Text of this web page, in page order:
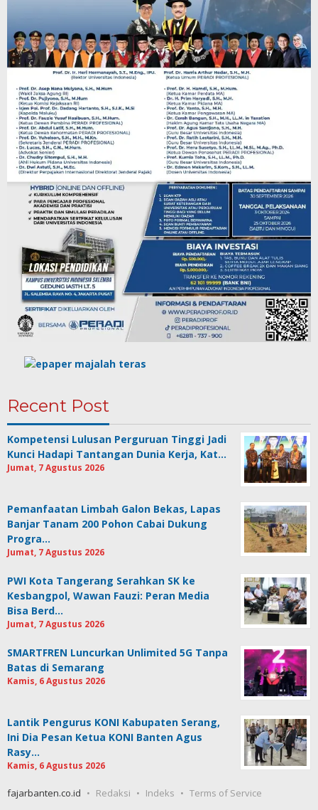
Recent Post
Kompetensi Lulusan Perguruan Tinggi Jadi
Kunci Hadapi Tantangan Dunia Kerja, Kat…
Jumat, 7 Agustus 2026
Pemanfaatan Limbah Galon Bekas, Lapas
Banjar Tanam 200 Pohon Cabai Dukung
Progra…
Jumat, 7 Agustus 2026
PWI Kota Tangerang Serahkan SK ke
Kesbangpol, Wawan Fauzi: Peran Media
Bisa Berd…
Jumat, 7 Agustus 2026
SMARTFREN Luncurkan Unlimited 5G Tanpa
Batas di Semarang
Kamis, 6 Agustus 2026
Lantik Pengurus KONI Kabupaten Serang,
Ini Dia Pesan Ketua KONI Banten Agus
Rasy…
Kamis, 6 Agustus 2026
fajarbanten.co.id Redaksi Indeks Terms of Service